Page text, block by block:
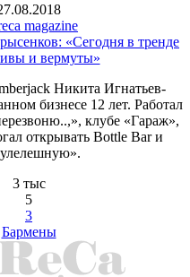
magazine
«Сегодня в тренде
и вермуты»
Никита Игнатьев-
бизнесе 12 лет. Работал
клубе «Гараж»,
открывать Bottle Bar и
3 тыс
5
3
Бармены